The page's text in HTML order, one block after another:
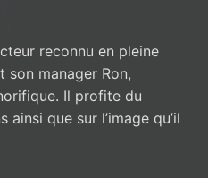
reconnu en pleine
son manager Ron,
Il profite du
que sur l’image qu’il